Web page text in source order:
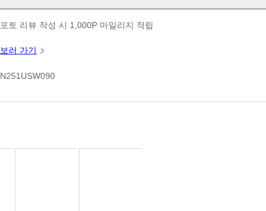
판매가
포토 리뷰 작성 시 1,000P 마일리지 적립
보러 가기
N251USW090